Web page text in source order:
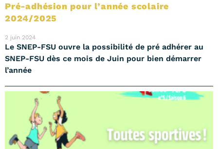
Pré-adhésion pour l’année scolaire
2024/2025
2 juin 2024
Le SNEP-FSU ouvre la possibilité de pré adhérer au
SNEP-FSU dès ce mois de Juin pour bien démarrer
l’année